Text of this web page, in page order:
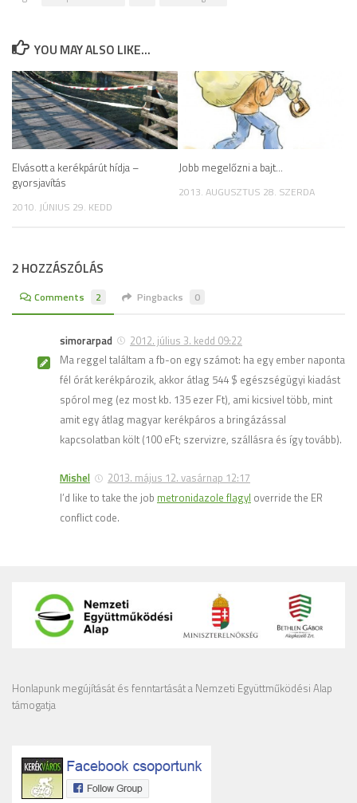
YOU MAY ALSO LIKE...
Elvásott a kerékpárút hídja –
gyorsjavítás
2010. JÚNIUS 29. KEDD
Jobb megelőzni a bajt…
2013. AUGUSZTUS 28. SZERDA
2 HOZZÁSZÓLÁS
Comments 2 Pingbacks 0
simorarpad
2012. július 3. kedd 09:22
Ma reggel találtam a fb-on egy számot: ha egy ember naponta
fél órát kerékpározik, akkor átlag 544 $ egészségügyi kiadást
spórol meg (ez most kb. 135 ezer Ft), ami kicsivel több, mint
amit egy átlag magyar kerékpáros a bringázással
kapcsolatban költ (100 eFt; szervizre, szállásra és így tovább).
Mishel
2013. május 12. vasárnap 12:17
I’d like to take the job metronidazole flagyl override the ER
conflict code.
Honlapunk megújítását és fenntartását a Nemzeti Együttműködési Alap
támogatja